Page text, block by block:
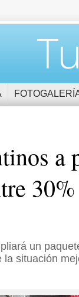
a
un
situación